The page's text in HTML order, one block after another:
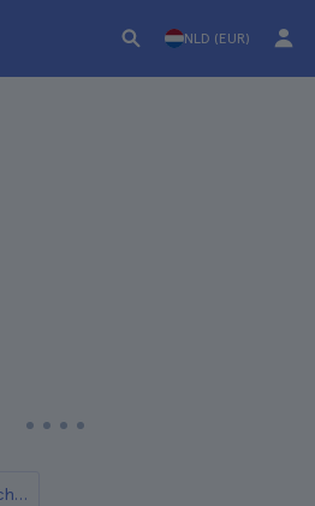
NLD (EUR)
6 Beste Dagtochten vanuit Hobart